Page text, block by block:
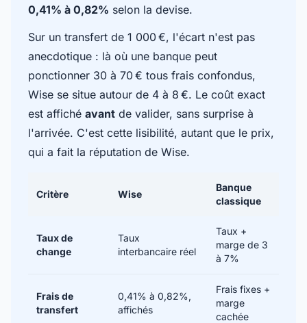
0,41% à 0,82% selon la devise.
Sur un transfert de 1 000 €, l'écart n'est pas
anecdotique : là où une banque peut
ponctionner 30 à 70 € tous frais confondus,
Wise se situe autour de 4 à 8 €. Le coût exact
est affiché avant de valider, sans surprise à
l'arrivée. C'est cette lisibilité, autant que le prix,
qui a fait la réputation de Wise.
Critère Wise
Banque
classique
Taux de
change
Taux
interbancaire réel
Taux +
marge de 3
à 7%
Frais de
transfert
0,41% à 0,82%,
affichés
Frais fixes +
marge
cachée